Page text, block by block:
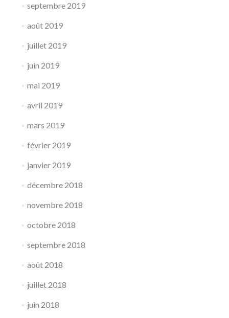
septembre 2019
août 2019
juillet 2019
juin 2019
mai 2019
avril 2019
mars 2019
février 2019
janvier 2019
décembre 2018
novembre 2018
octobre 2018
septembre 2018
août 2018
juillet 2018
juin 2018